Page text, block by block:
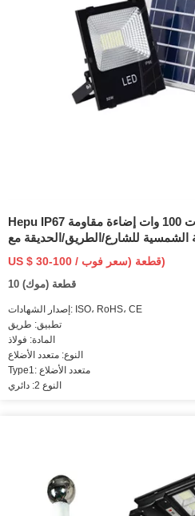
Hepu IP67 طاقة عالية 60 وات 80 وات 100 وات إضاءة مقاومة
الشمسية للشارع/الطريق/الحديقة مع
لوحة وبطارية ليثيوم
US $ 30-100 / قطعة (سعر فوب)
10 قطعة (موك)
إصدار الشهادات: ISO، RoHS، CE
تطبيق: طريق
المادة: فولاذ
النوع: متعدد الأضلاع
Type1: متعدد الأضلاع
النوع 2: دائري